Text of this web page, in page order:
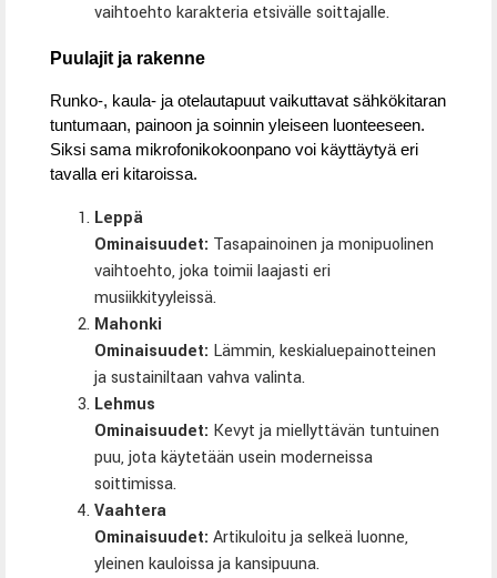
vaihtoehto karakteria etsivälle soittajalle.
Puulajit ja rakenne
Runko-, kaula- ja otelautapuut vaikuttavat sähkökitaran
tuntumaan, painoon ja soinnin yleiseen luonteeseen.
Siksi sama mikrofonikokoonpano voi käyttäytyä eri
tavalla eri kitaroissa.
Leppä
Ominaisuudet: Tasapainoinen ja monipuolinen
vaihtoehto, joka toimii laajasti eri
musiikkityyleissä.
Mahonki
Ominaisuudet: Lämmin, keskialuepainotteinen
ja sustainiltaan vahva valinta.
Lehmus
Ominaisuudet: Kevyt ja miellyttävän tuntuinen
puu, jota käytetään usein moderneissa
soittimissa.
Vaahtera
Ominaisuudet: Artikuloitu ja selkeä luonne,
yleinen kauloissa ja kansipuuna.